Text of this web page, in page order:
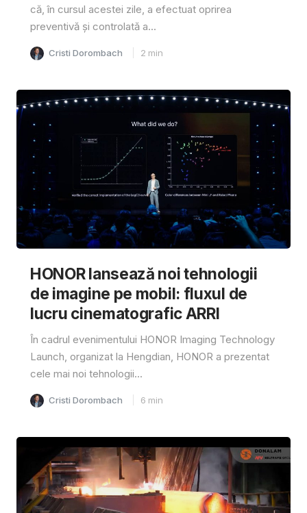
că, în cursul acestei zile, a efectuat oprirea
preventivă și controlată a...
Cristi Dorombach 2 min
HONOR lansează noi tehnologii
de imagine pe mobil: fluxul de
lucru cinematografic ARRI
În cadrul evenimentului HONOR Imaging Technology
Launch, organizat la Hengdian, HONOR a prezentat
cele mai noi tehnologii...
Cristi Dorombach 6 min